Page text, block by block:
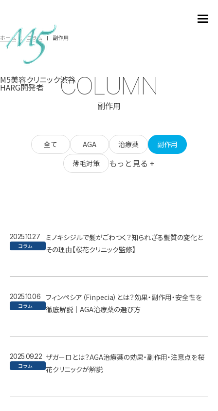
M5美容クリニック渋谷
HARG開発者
ホーム コラム 副作用
COLUMN
副作用
全て AGA 治療薬
副作用
薄毛対策
もっと見る +
2025.10.27
コラム
ミノキシジルで髪がごわつく？知られざる髪質の変化と
その理由【桜花クリニック監修】
2025.10.06
コラム
フィンペシア（Finpecia）とは？効果・副作用・安全性を
徹底解説｜AGA治療薬の選び方
2025.09.22
コラム
ザガーロとは？AGA治療薬の効果・副作用・注意点を桜
花クリニックが解説